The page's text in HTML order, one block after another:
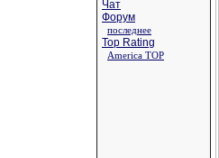
Чат
Форум
последнее
Top Rating
America TOP